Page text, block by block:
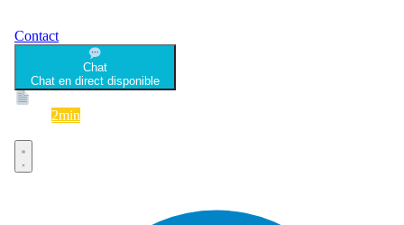
Contact
Chat
Chat en direct disponible
2min